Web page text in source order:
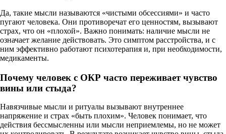
Да, такие мысли называются «чистыми обсессиями» и часто
пугают человека. Они противоречат его ценностям, вызывают
страх, что он «плохой». Важно понимать: наличие мысли не
означает желание действовать. Это симптом расстройства, и с
ним эффективно работают психотерапия и, при необходимости,
медикаменты.
Почему человек с ОКР часто переживает чувство
вины или стыда?
Навязчивые мысли и ритуалы вызывают внутреннее
напряжение и страх «быть плохим». Человек понимает, что
действия бессмысленны или мысли неприемлемы, но не может